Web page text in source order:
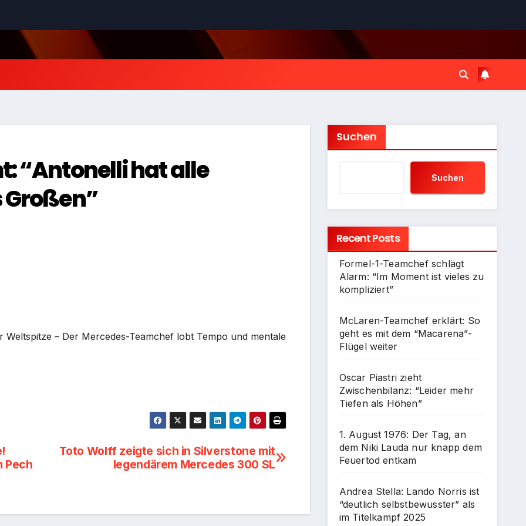
“Antonelli hat alle
– Der Mercedes-Teamchef lobt Tempo und mentale
Toto Wolff zeigte sich in Silverstone mit
legendärem Mercedes 300 SL
Pech
Suchen
Suchen
Recent Posts
Formel-1-Teamchef schlägt
Alarm: “Im Moment ist vieles zu
kompliziert”
McLaren-Teamchef erklärt: So
geht es mit dem “Macarena”-
Flügel weiter
Oscar Piastri zieht
Zwischenbilanz: “Leider mehr
Tiefen als Höhen”
1. August 1976: Der Tag, an
dem Niki Lauda nur knapp dem
Feuertod entkam
Andrea Stella: Lando Norris ist
“deutlich selbstbewusster” als
im Titelkampf 2025